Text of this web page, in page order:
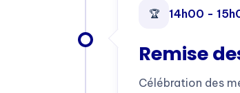
🏆 14h00 -
Remise
Célébration des